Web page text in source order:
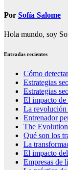
Por Sofía Salome
Hola mundo, soy
Entradas recientes
Cómo
Estrategias
Estrategias
El impacto de
La revolución
Entrenador
The
Qué son los
La
El impacto
Empresas de